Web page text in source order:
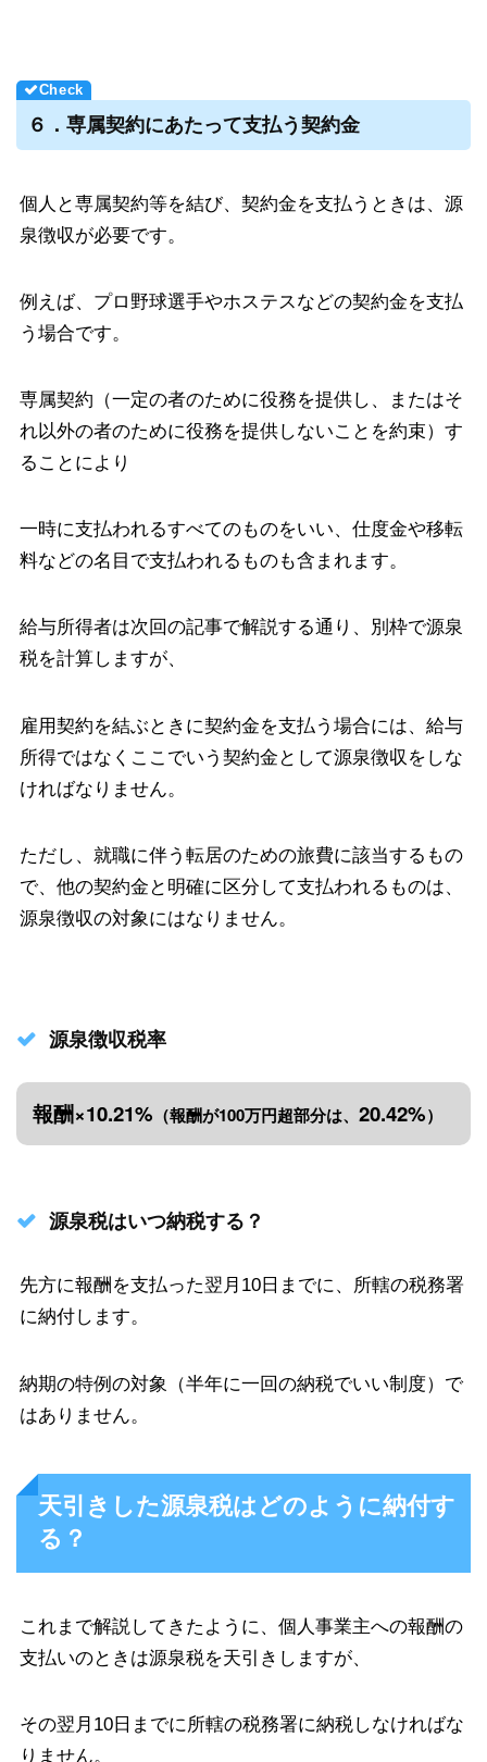
６．専属契約にあたって支払う契約金
個人と専属契約等を結び、契約金を支払うときは、源
泉徴収が必要です。
例えば、プロ野球選手やホステスなどの契約金を支払
う場合です。
専属契約（一定の者のために役務を提供し、またはそ
れ以外の者のために役務を提供しないことを約束）す
ることにより
一時に支払われるすべてのものをいい、仕度金や移転
料などの名目で支払われるものも含まれます。
給与所得者は次回の記事で解説する通り、別枠で源泉
税を計算しますが、
雇用契約を結ぶときに契約金を支払う場合には、給与
所得ではなくここでいう契約金として源泉徴収をしな
ければなりません。
ただし、就職に伴う転居のための旅費に該当するもの
で、他の契約金と明確に区分して支払われるものは、
源泉徴収の対象にはなりません。
源泉徴収税率
報酬×10.21% （報酬が100万円超部分は、 20.42%）
源泉税はいつ納税する？
先方に報酬を支払った翌月10日までに、所轄の税務署
に納付します。
納期の特例の対象（半年に一回の納税でいい制度）で
はありません。
天引きした源泉税はどのように納付す
る？
これまで解説してきたように、個人事業主への報酬の
支払いのときは源泉税を天引きしますが、
その翌月10日までに所轄の税務署に納税しなければな
りません。